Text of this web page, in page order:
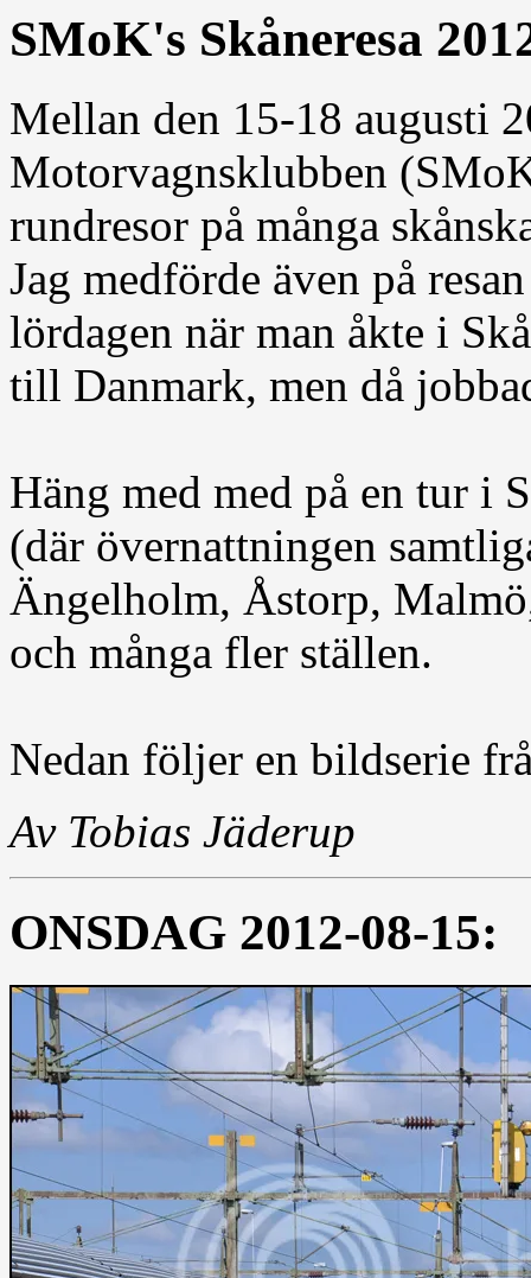
SMoK's Skåneresa
Mellan den 15-18 augusti
Motorvagnsklubben
rundresor på många
Jag medförde även på
lördagen när man åkte i
till Danmark, men då
Häng med med på en tur i
(där övernattningen
Ängelholm, Åstorp,
och många fler ställen.
Nedan följer en bildserie
Av Tobias Jäderup
ONSDAG 2012-08-15: